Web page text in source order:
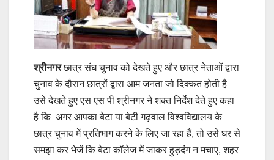
श्रीनगरछात्र संघ चुनाव को देखते हुए और छात्र नेताओं द्वारा
चुनाव के दौरान छात्रों द्वारा आम जनता जो दिक्कत होती है
उसे देखते हुए एस एस पी श्रीनगर ने शक्त निर्देश देते हुए कहा
है कि अगर आपका बेटा या बेटी गढ़वाल विश्वविद्यालय के
छात्र चुनाव में प्रतिभाग करने के लिए जा रहा हैं, तो उसे घर से
समझा कर भेजें कि बेटा कॉलेज में जाकर हुड़दंग न मचाए, शहर